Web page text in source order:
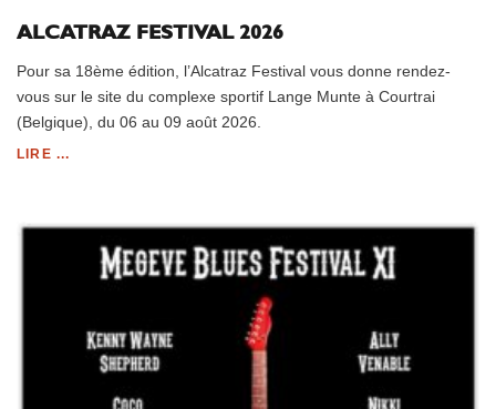
ALCATRAZ FESTIVAL 2026
Pour sa 18ème édition, l’Alcatraz Festival vous donne rendez-
vous sur le site du complexe sportif Lange Munte à Courtrai
(Belgique), du 06 au 09 août 2026.
LIRE ...